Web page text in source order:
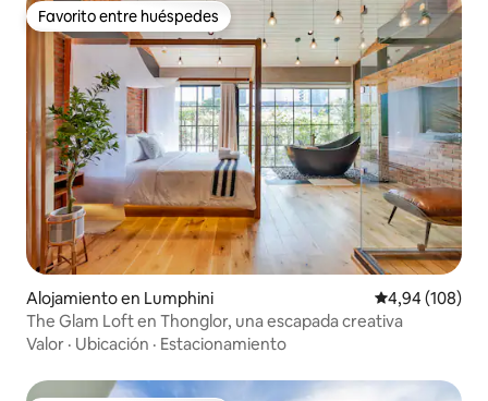
Favorito entre huéspedes
Favorito entre huéspedes
Alojamiento en Lumphini Calificación
4,94 (108)
The Glam Loft en Thonglor, una escapada creativa
Valor · Ubicación · Estacionamiento